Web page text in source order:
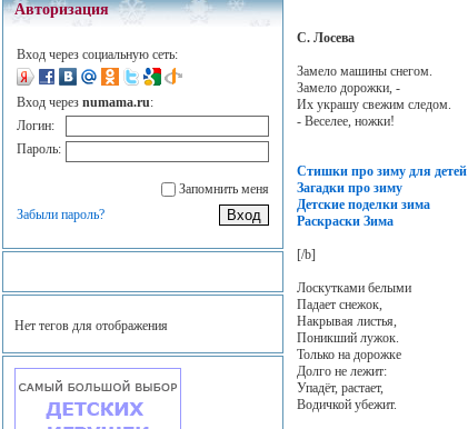
Авторизация
Вход через социальную сеть:
Вход через numama.ru:
Логин:
Пароль:
Запомнить меня
Забыли пароль?
Нет тегов для отображения
С. Лосева
Замело машины снегом.
Замело дорожки, -
Их украшу свежим следом.
- Веселее, ножки!
Стишки про зиму для детей
Загадки про зиму
Детские поделки зима
Раскраски Зима
[/b]
Лоскутками белыми
Падает снежок,
Накрывая листья,
Поникший лужок.
Только на дорожке
Долго не лежит:
Упадёт, растает,
Водичкой убежит.